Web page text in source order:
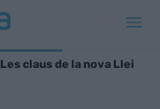
Les claus de la nova Llei